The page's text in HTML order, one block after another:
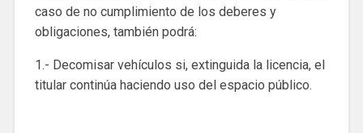
caso de no cumplimiento de los deberes y
obligaciones, también podrá:
1.- Decomisar vehículos si, extinguida la licencia, el
titular continúa haciendo uso del espacio público.